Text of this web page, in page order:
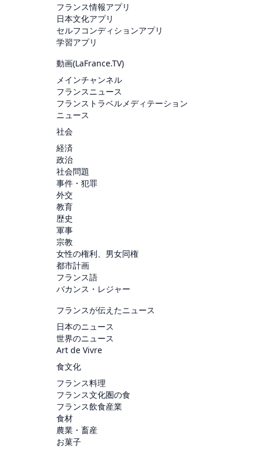
フランス情報アプリ
日本文化アプリ
セルフコンディションアプリ
学習アプリ
動画(LaFrance.TV)
メインチャンネル
フランスニュース
フランストラベルメディテーション
ニュース
社会
経済
政治
社会問題
事件・犯罪
外交
教育
歴史
軍事
宗教
女性の権利、男女同権
都市計画
フランス語
バカンス・レジャー
フランスが伝えたニュース
日本のニュース
世界のニュース
Art de Vivre
食文化
フランス料理
フランス文化圏の食
フランス飲食産業
食材
農業・畜産
お菓子